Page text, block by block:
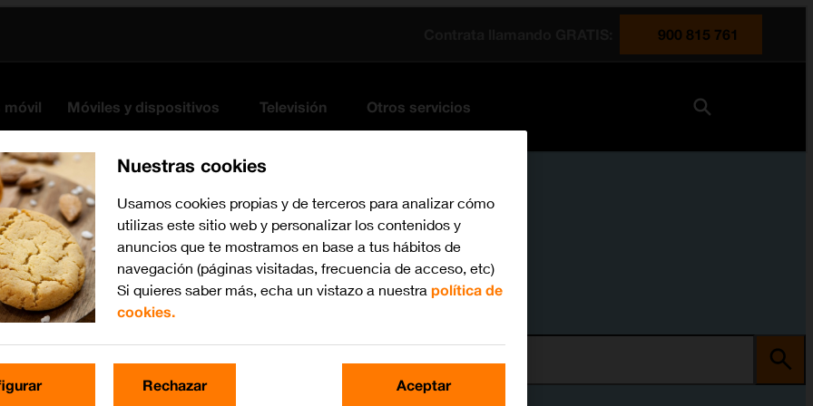
900 815 761
móvil Móviles y dispositivos Televisión Otros servicios
Nuestras cookies
Usamos cookies propias y de terceros para analizar cómo
utilizas este sitio web y personalizar los contenidos y
anuncios que te mostramos en base a tus hábitos de
navegación (páginas visitadas, frecuencia de acceso, etc)
Si quieres saber más, echa un vistazo a nuestra política de
cookies.
Rechazar Aceptar